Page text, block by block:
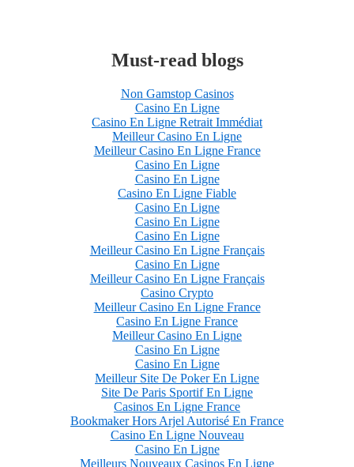
Must-read blogs
Non Gamstop Casinos
Casino En Ligne
Casino En Ligne Retrait Immédiat
Meilleur Casino En Ligne
Meilleur Casino En Ligne France
Casino En Ligne
Casino En Ligne
Casino En Ligne Fiable
Casino En Ligne
Casino En Ligne
Casino En Ligne
Meilleur Casino En Ligne Français
Casino En Ligne
Meilleur Casino En Ligne Français
Casino Crypto
Meilleur Casino En Ligne France
Casino En Ligne France
Meilleur Casino En Ligne
Casino En Ligne
Casino En Ligne
Meilleur Site De Poker En Ligne
Site De Paris Sportif En Ligne
Casinos En Ligne France
Bookmaker Hors Arjel Autorisé En France
Casino En Ligne Nouveau
Casino En Ligne
Meilleurs Nouveaux Casinos En Ligne